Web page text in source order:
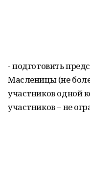
- подготовить
Масленицы (не
участников одной
участников – не